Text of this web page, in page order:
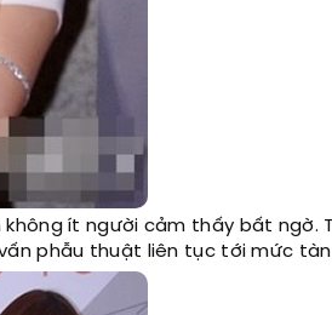
không ít người cảm thấy bất
phẫu thuật liên tục tới mức